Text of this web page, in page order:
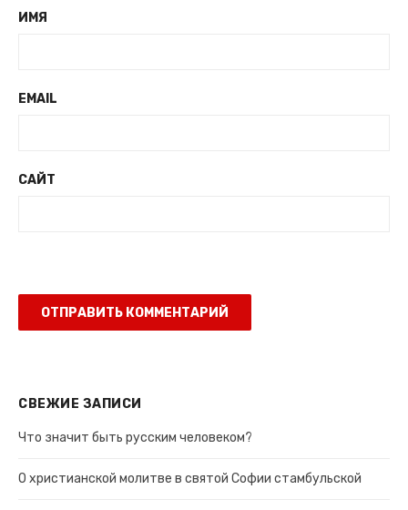
ИМЯ
EMAIL
САЙТ
СВЕЖИЕ ЗАПИСИ
Что значит быть русским человеком?
О христианской молитве в святой Софии стамбульской